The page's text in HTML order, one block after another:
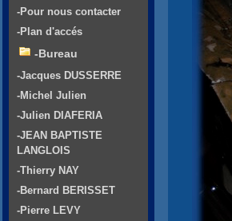
-Pour nous contacter
-Plan d'accés
-Bureau
-Jacques DUSSERRE
-Michel Julien
-Julien DIAFERIA
-JEAN BAPTISTE
LANGLOIS
-Thierry NAY
-Bernard BERISSET
-Pierre LEVY